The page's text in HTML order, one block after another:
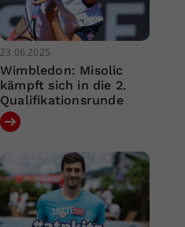
23.06.2025
Wimbledon: Misolic
kämpft sich in die 2.
Qualifikationsrunde